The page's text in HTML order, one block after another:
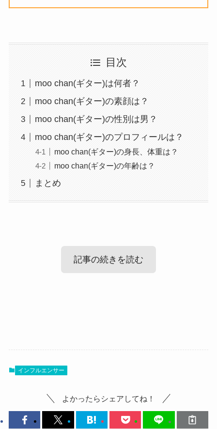
目次
moo chan(ギター)は何者？
moo chan(ギター)の素顔は？
moo chan(ギター)の性別は男？
moo chan(ギター)のプロフィールは？
moo chan(ギター)の身長、体重は？
moo chan(ギター)の年齢は？
まとめ
記事の続きを読む
moo chanはギターで弾いてみた動画をアップして
コスプレのようなファッションをして、
ギターで弾きたい曲をカバーして、その動画を投
ますが、
調べてみたところ、
moo chanの性別が男性であるかは不明でした！
インフルエンサー
よかったらシェアしてね！